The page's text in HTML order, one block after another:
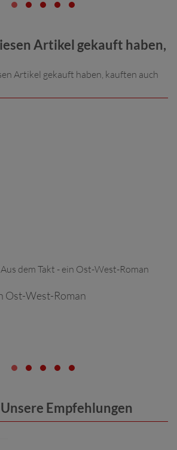
Artikel gekauft haben,
Artikel gekauft haben, kauften auch
Ost-West-Roman
Empfehlungen